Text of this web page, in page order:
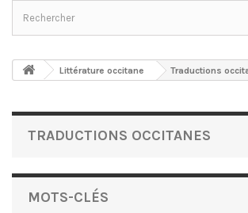
Littérature occitane Traductions
TRADUCTIONS OCCITANES
MOTS-CLÉS